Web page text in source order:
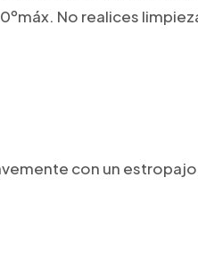
No realices
con un